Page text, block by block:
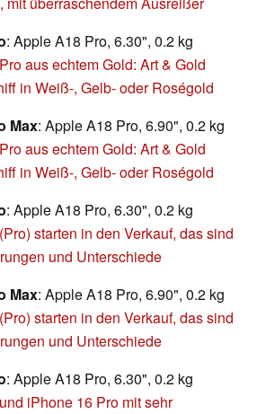
: Apple A18 Pro, 6.30", 0.2 kg
aus echtem Gold: Art & Gold
in Weiß-, Gelb- oder Roségold
Max: Apple A18 Pro, 6.90", 0.2 kg
aus echtem Gold: Art & Gold
in Weiß-, Gelb- oder Roségold
: Apple A18 Pro, 6.30", 0.2 kg
starten in den Verkauf, das sind
und Unterschiede
Max: Apple A18 Pro, 6.90", 0.2 kg
starten in den Verkauf, das sind
und Unterschiede
: Apple A18 Pro, 6.30", 0.2 kg
iPhone 16 Pro mit sehr